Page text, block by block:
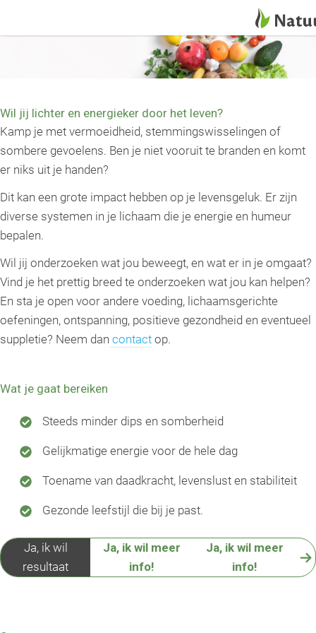
Wil jij lichter en energieker door het leven?
Kamp je met vermoeidheid, stemmingswisselingen of
sombere gevoelens. Ben je niet vooruit te branden en komt
er niks uit je handen?
Dit kan een grote impact hebben op je levensgeluk. Er zijn
diverse systemen in je lichaam die je energie en humeur
bepalen.
Wil jij onderzoeken wat jou beweegt, en wat er in je omgaat?
Vind je het prettig breed te onderzoeken wat jou kan helpen?
En sta je open voor andere voeding, lichaamsgerichte
oefeningen, ontspanning, positieve gezondheid en eventueel
suppletie? Neem dan contact op.
Wat je gaat bereiken
Steeds minder dips en somberheid
Gelijkmatige energie voor de hele dag
Toename van daadkracht, levenslust en stabiliteit
Gezonde leefstijl die bij je past.
Ja, ik wil
resultaat
Ja, ik wil meer
info!
Ja, ik wil meer
info!